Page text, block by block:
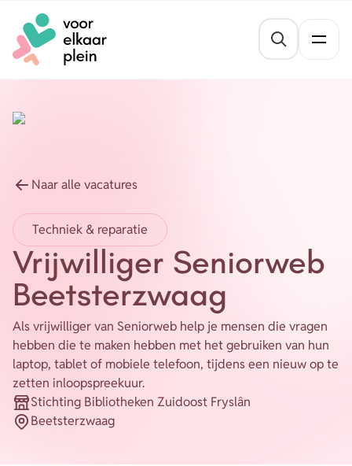
Naar hoofdinhoud
Naar voettekst
Mentale veerkracht
Geldzaken
Meedoen
Opvoeden en opgroeien
Leefbaarheid
Energie
Nieuws
Vrijwilligersvacatures
Organisaties
Over ons
Contact
Naar alle vacatures
Techniek & reparatie
Vrijwilliger Seniorweb
Beetsterzwaag
Als vrijwilliger van Seniorweb help je mensen die vragen
hebben die te maken hebben met het gebruiken van hun
laptop, tablet of mobiele telefoon, tijdens een nieuw op te
zetten inloopspreekuur.
Organisatie
Stichting Bibliotheken Zuidoost Fryslân
PlaatsBeetsterzwaag